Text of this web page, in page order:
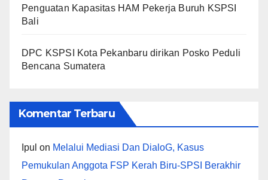
Penguatan Kapasitas HAM Pekerja Buruh KSPSI
Bali
DPC KSPSI Kota Pekanbaru dirikan Posko Peduli
Bencana Sumatera
Komentar Terbaru
Ipul on Melalui Mediasi Dan DialoG, Kasus
Pemukulan Anggota FSP Kerah Biru-SPSI Berakhir